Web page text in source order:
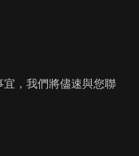
，我們將儘速與您聯